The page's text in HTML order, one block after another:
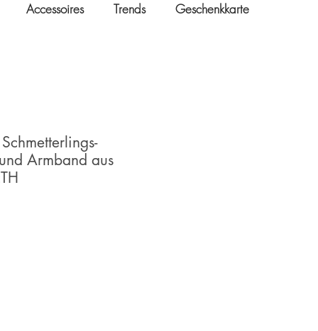
Accessoires Trends Geschenkkarte
Armband aus